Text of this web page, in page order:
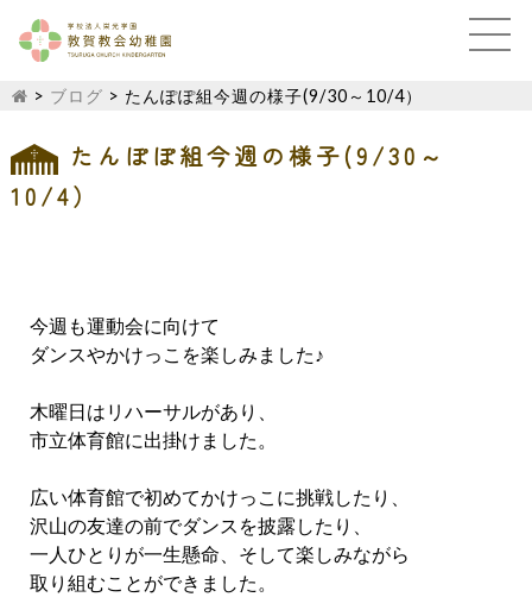
> ブログ > たんぽぽ組今週の様子(9/30～10/4）
たんぽぽ組今週の様子(9/30～
10/4）
今週も運動会に向けて
ダンスやかけっこを楽しみました♪
木曜日はリハーサルがあり、
市立体育館に出掛けました。
広い体育館で初めてかけっこに挑戦したり、
沢山の友達の前でダンスを披露したり、
一人ひとりが一生懸命、そして楽しみながら
取り組むことができました。